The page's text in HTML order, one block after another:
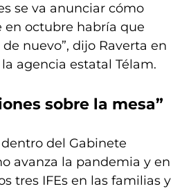
se va anunciar cómo
en octubre habría que
nuevo”, dijo Raverta en
agencia estatal Télam.
sobre la mesa”
del Gabinete
avanza la pandemia y en
tres IFEs en las familias y